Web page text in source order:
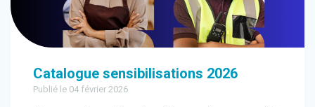
Catalogue sensibilisations 2026
Publié le 04 février 2026